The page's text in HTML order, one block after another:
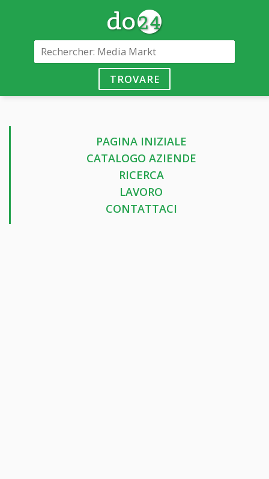
TROVARE
PAGINA INIZIALE
CATALOGO AZIENDE
RICERCA
LAVORO
CONTATTACI